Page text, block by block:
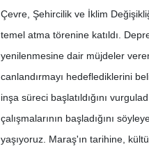
Çevre, Şehircilik ve İklim
temel atma törenine katıldı.
yenilenmesine dair müjdeler
canlandırmayı hedeflediklerini
inşa süreci başlatıldığını
çalışmalarının başladığını
yaşıyoruz. Maraş'ın tarihine,